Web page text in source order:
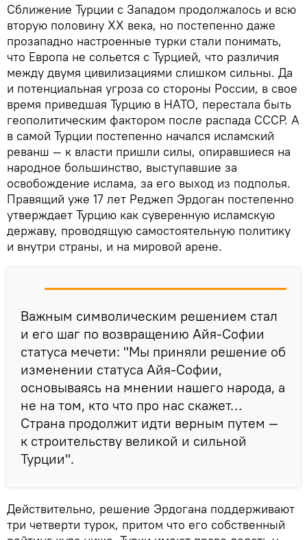
Сближение Турции с Западом продолжалось и всю
вторую половину ХХ века, но постепенно даже
прозападно настроенные турки стали понимать,
что Европа не сольется с Турцией, что различия
между двумя цивилизациями слишком сильны. Да
и потенциальная угроза со стороны России, в свое
время приведшая Турцию в НАТО, перестала быть
геополитическим фактором после распада СССР. А
в самой Турции постепенно начался исламский
реванш — к власти пришли силы, опиравшиеся на
народное большинство, выступавшие за
освобождение ислама, за его выход из подполья.
Правящий уже 17 лет Реджеп Эрдоган постепенно
утверждает Турцию как суверенную исламскую
державу, проводящую самостоятельную политику
и внутри страны, и на мировой арене.
Важным символическим решением стал
и его шаг по возвращению Айя-Софии
статуса мечети: "Мы приняли решение об
изменении статуса Айя-Софии,
основываясь на мнении нашего народа, а
не на том, кто что про нас скажет…
Страна продолжит идти верным путем —
к строительству великой и сильной
Турции".
Действительно, решение Эрдогана поддерживают
три четверти турок, притом что его собственный